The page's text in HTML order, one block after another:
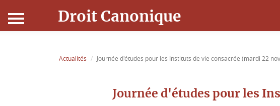
Droit Canonique
Actualités Journée d'études pour les Instituts de vie consacrée (mardi 22
Journée d'études pour les